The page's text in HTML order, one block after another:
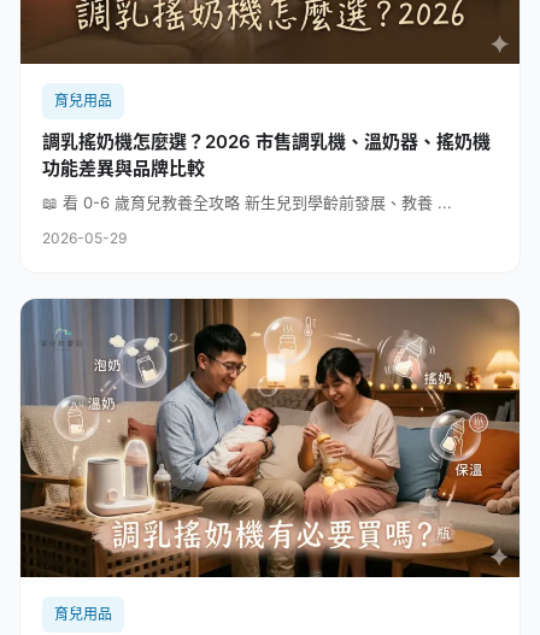
育兒用品
調乳搖奶機怎麼選？2026 市售調乳機、溫奶器、搖奶機
功能差異與品牌比較
📖 看 0-6 歲育兒教養全攻略 新生兒到學齡前發展、教養 ...
2026-05-29
育兒用品